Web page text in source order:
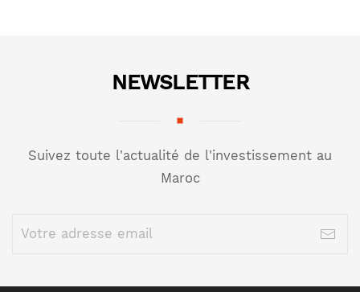
NEWSLETTER
Suivez toute l'actualité de l'investissement au
Maroc